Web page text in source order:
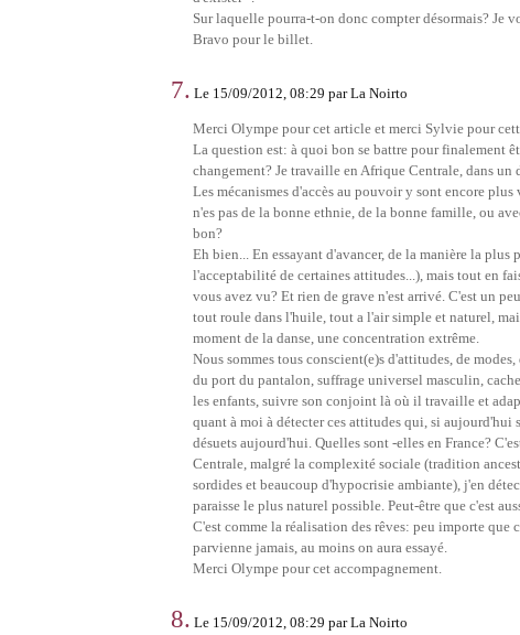
Sur laquelle pourra-t-on donc compter désormais? Je
Bravo pour le billet.
7. Le 15/09/2012, 08:29 par La Noirto
Merci Olympe pour cet article et merci Sylvie pour
La question est: à quoi bon se battre pour finalement
changement? Je travaille en Afrique Centrale, dans
Les mécanismes d'accès au pouvoir y sont encore
n'es pas de la bonne ethnie, de la bonne famille, ou
bon?
Eh bien... En essayant d'avancer, de la manière la
l'acceptabilité de certaines attitudes...), mais tout en
vous avez vu? Et rien de grave n'est arrivé. C'est un
tout roule dans l'huile, tout a l'air simple et naturel,
moment de la danse, une concentration extrême.
Nous sommes tous conscient(e)s d'attitudes, de
du port du pantalon, suffrage universel masculin,
les enfants, suivre son conjoint là où il travaille et
quant à moi à détecter ces attitudes qui, si
désuets aujourd'hui. Quelles sont -elles en France?
Centrale, malgré la complexité sociale (tradition
sordides et beaucoup d'hypocrisie ambiante), j'en
paraisse le plus naturel possible. Peut-être que c'est
C'est comme la réalisation des rêves: peu importe que
parvienne jamais, au moins on aura essayé.
Merci Olympe pour cet accompagnement.
8. Le 15/09/2012, 08:29 par La Noirto